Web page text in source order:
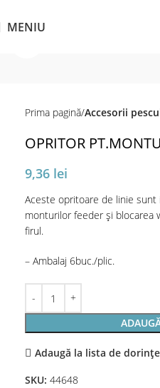
MENIU
Prima pagină Accesorii
OPRITOR
9,36 lei
Aceste opritoare de linie sunt
monturilor feeder și blocarea
firul.
– Ambalaj 6buc./plic.
Adaugă la lista de dorințe
SKU: 44648